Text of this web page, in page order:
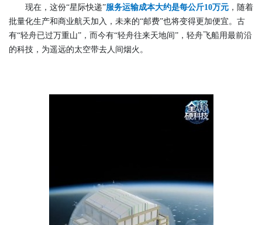
现在，这份“星际快递”服务运输成本大约是每公斤10万元 ，随着
批量化生产和商业航天加入，未来的“邮费”也将变得更加便宜。古
有“轻舟已过万重山”，而今有“轻舟往来天地间”，轻舟飞船用最前沿
的科技，为遥远的太空带去人间烟火。